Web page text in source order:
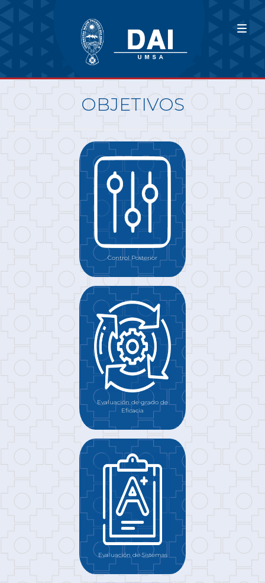
OBJETIVOS
Control Posterior
Evaluación de grado de
Eficacia
Evaluación de Sistemas